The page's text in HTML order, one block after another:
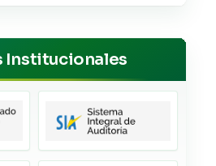
Institucionales